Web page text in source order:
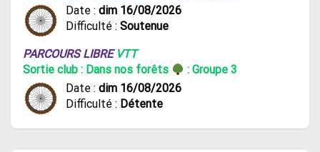
Date : dim 16/08/2026
Difficulté : Soutenue
PARCOURS LIBRE VTT
Sortie club : Dans nos forêts
: Groupe 3
Date : dim 16/08/2026
Difficulté : Détente